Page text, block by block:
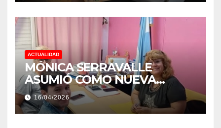
ACTUALIDAD
MÓNICA SERRAVALLE
ASUMIÓ COMO NUEVA
DIRECTORA DEL E.E.S. N° 82
«RENÉ FAVALORO» DE
BASAIL.
16/04/2026